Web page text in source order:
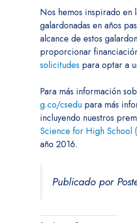
Nos hemos inspirado en
galardonadas en años
alcance de estos
proporcionar
solicitudes para optar a
Para más información
g.co/csedu para más
incluyendo nuestros
Science for High School
año 2016.
Publicado por